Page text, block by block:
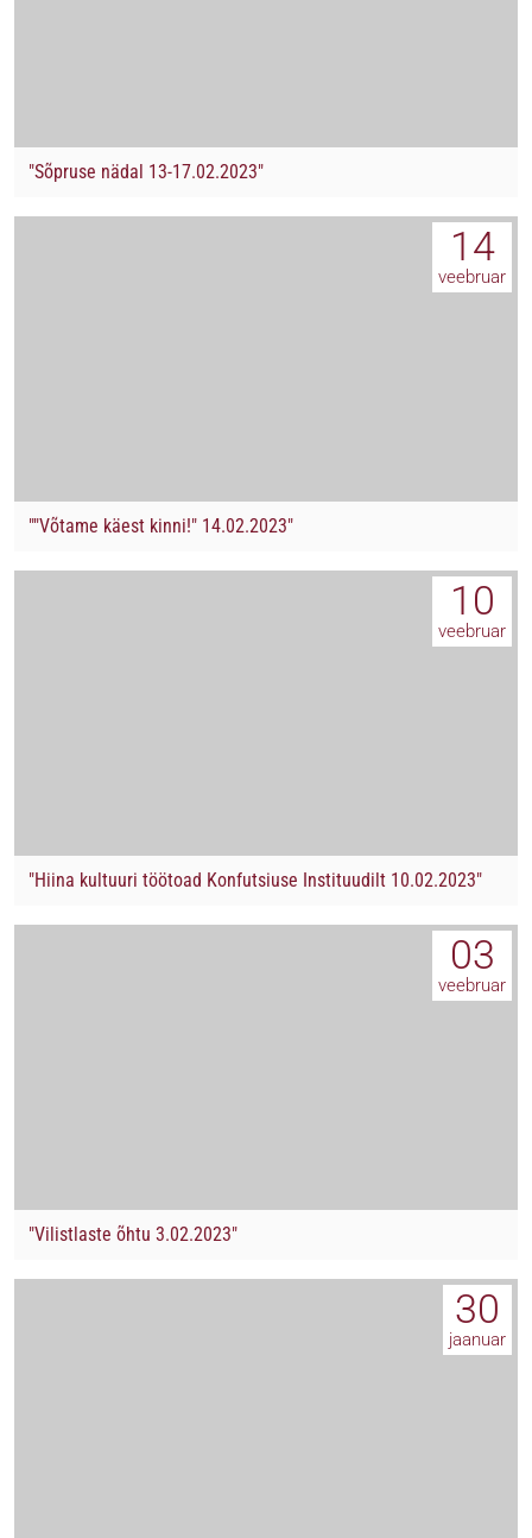
"Sõpruse nädal 13-17.02.2023"
14
veebruar
""Võtame käest kinni!" 14.02.2023"
10
veebruar
"Hiina kultuuri töötoad Konfutsiuse Instituudilt 10.02.2023"
03
veebruar
"Vilistlaste õhtu 3.02.2023"
30
jaanuar